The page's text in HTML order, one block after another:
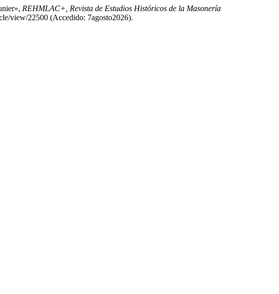
REHMLAC+, Revista de Estudios Históricos de la Masonería
view/22500 (Accedido: 7agosto2026).